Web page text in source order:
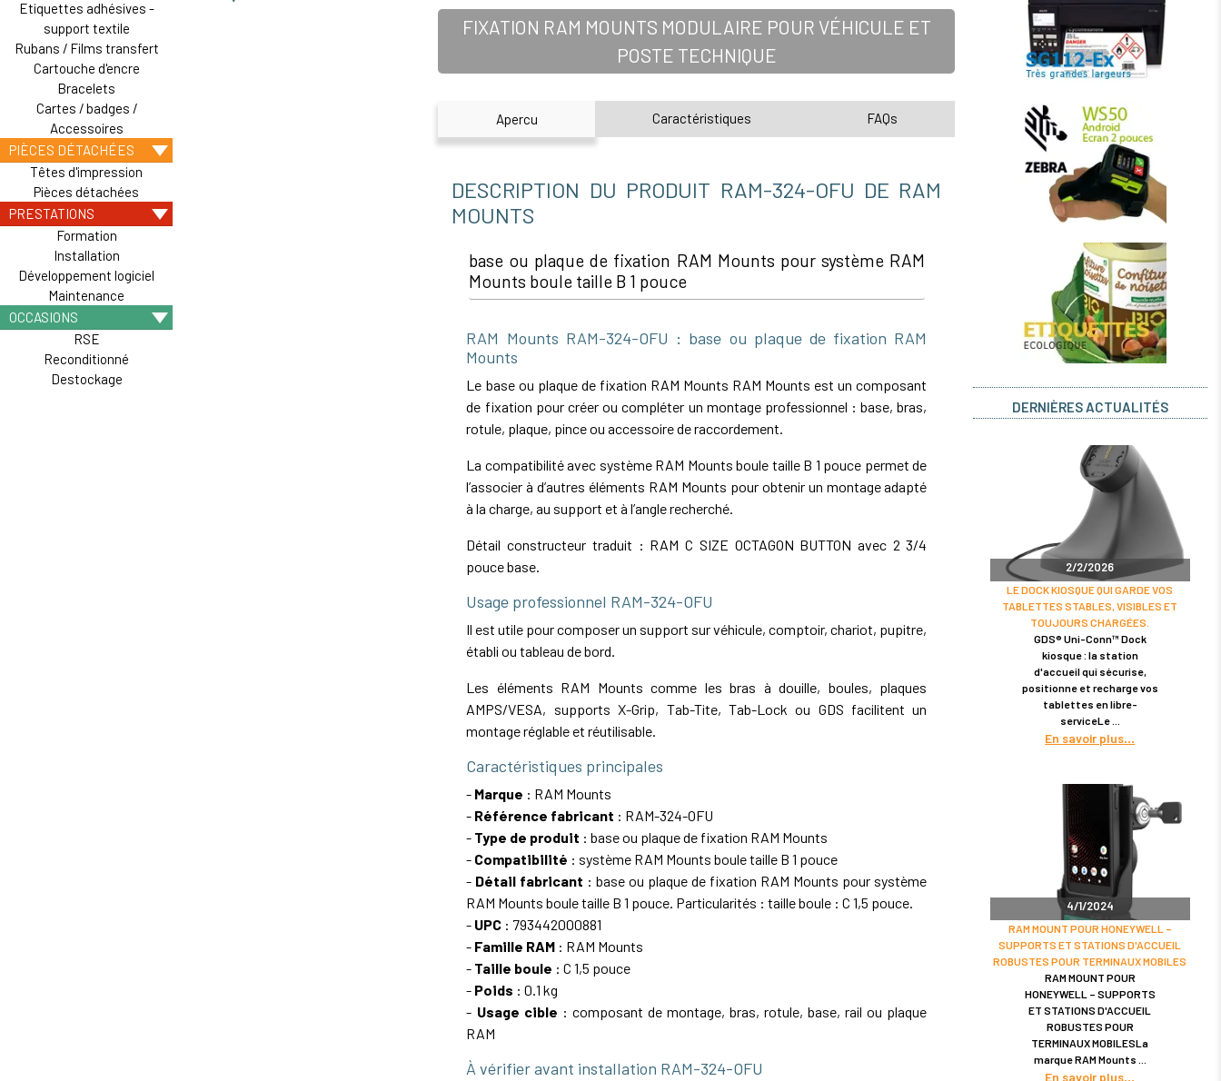
Etiquettes adhésives -
support textile
Rubans / Films transfert
Cartouche d'encre
Bracelets
Cartes / badges /
Accessoires
PIÈCES DÉTACHÉES
Têtes d'impression
Pièces détachées
PRESTATIONS
Formation
Installation
Développement logiciel
Maintenance
OCCASIONS
RSE
Reconditionné
Destockage
FIXATION RAM MOUNTS MODULAIRE POUR VÉHICULE ET
POSTE TECHNIQUE
Apercu Caractéristiques FAQs
DESCRIPTION DU PRODUIT RAM-324-OFU DE RAM
MOUNTS
base ou plaque de fixation RAM Mounts pour système RAM
Mounts boule taille B 1 pouce
RAM Mounts RAM-324-OFU : base ou plaque de fixation RAM
Mounts
Le base ou plaque de fixation RAM Mounts RAM Mounts est un composant
de fixation pour créer ou compléter un montage professionnel : base, bras,
rotule, plaque, pince ou accessoire de raccordement.
La compatibilité avec système RAM Mounts boule taille B 1 pouce permet de
l’associer à d’autres éléments RAM Mounts pour obtenir un montage adapté
à la charge, au support et à l’angle recherché.
Détail constructeur traduit : RAM C SIZE OCTAGON BUTTON avec 2 3/4
pouce base.
Usage professionnel RAM-324-OFU
Il est utile pour composer un support sur véhicule, comptoir, chariot, pupitre,
établi ou tableau de bord.
Les éléments RAM Mounts comme les bras à douille, boules, plaques
AMPS/VESA, supports X-Grip, Tab-Tite, Tab-Lock ou GDS facilitent un
montage réglable et réutilisable.
Caractéristiques principales
- Marque : RAM Mounts
- Référence fabricant : RAM-324-OFU
- Type de produit : base ou plaque de fixation RAM Mounts
- Compatibilité : système RAM Mounts boule taille B 1 pouce
- Détail fabricant : base ou plaque de fixation RAM Mounts pour système
RAM Mounts boule taille B 1 pouce. Particularités : taille boule : C 1,5 pouce.
- UPC : 793442000881
- Famille RAM : RAM Mounts
- Taille boule : C 1,5 pouce
- Poids : 0.1 kg
- Usage cible : composant de montage, bras, rotule, base, rail ou plaque
RAM
À vérifier avant installation RAM-324-OFU
DERNIÈRES ACTUALITÉS
2/2/2026
LE DOCK KIOSQUE QUI GARDE VOS
TABLETTES STABLES, VISIBLES ET
TOUJOURS CHARGÉES.
GDS® Uni-Conn™ Dock
kiosque : la station
d'accueil qui sécurise,
positionne et recharge vos
tablettes en libre-
serviceLe
En savoir plus
4/1/2024
RAM MOUNT POUR HONEYWELL –
SUPPORTS ET STATIONS D'ACCUEIL
ROBUSTES POUR TERMINAUX MOBILES
RAM MOUNT POUR
HONEYWELL – SUPPORTS
ET STATIONS D'ACCUEIL
ROBUSTES POUR
TERMINAUX MOBILESLa
marque RAM Mounts
En savoir plus